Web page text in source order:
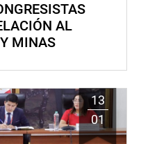
AL
MINAS
13
01